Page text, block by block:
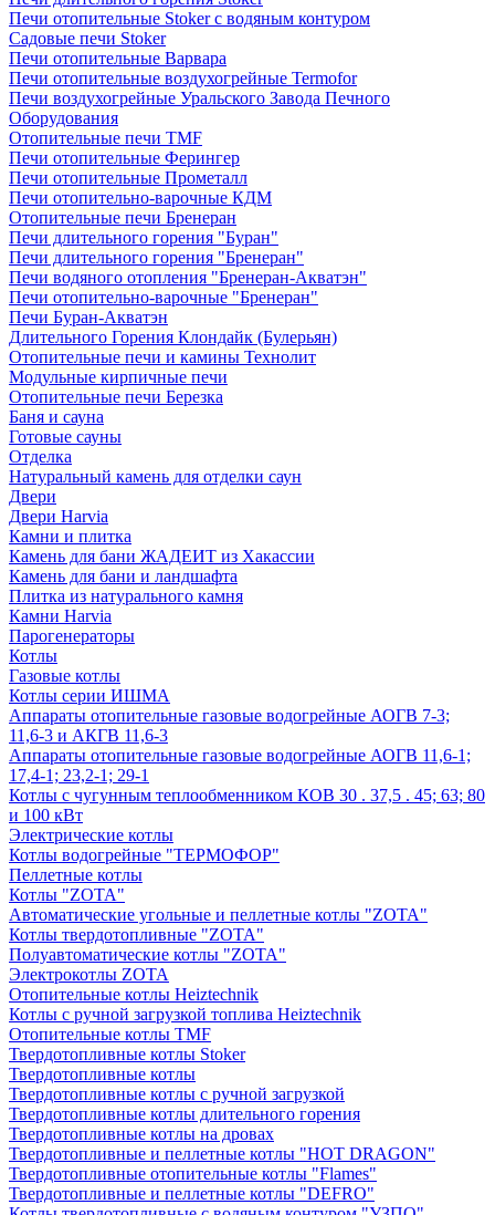
Печи отопительные Stoker с водяным контуром
Садовые печи Stoker
Печи отопительные Варвара
Печи отопительные воздухогрейные Termofor
Печи воздухогрейные Уральского Завода Печного
Оборудования
Отопительные печи TMF
Печи отопительные Ферингер
Печи отопительные Прометалл
Печи отопительно-варочные КДМ
Отопительные печи Бренеран
Печи длительного горения "Буран"
Печи длительного горения "Бренеран"
Печи водяного отопления "Бренеран-Акватэн"
Печи отопительно-варочные "Бренеран"
Печи Буран-Акватэн
Длительного Горения Клондайк (Булерьян)
Отопительные печи и камины Технолит
Модульные кирпичные печи
Отопительные печи Березка
Баня и сауна
Готовые сауны
Отделка
Натуральный камень для отделки саун
Двери
Двери Harvia
Камни и плитка
Камень для бани ЖАДЕИТ из Хакассии
Камень для бани и ландшафта
Плитка из натурального камня
Камни Harvia
Парогенераторы
Котлы
Газовые котлы
Котлы серии ИШМА
Аппараты отопительные газовые водогрейные АОГВ 7-3;
11,6-3 и АКГВ 11,6-3
Аппараты отопительные газовые водогрейные АОГВ 11,6-1;
17,4-1; 23,2-1; 29-1
Котлы с чугунным теплообменником КОВ 30 . 37,5 . 45; 63; 80
и 100 кВт
Электрические котлы
Котлы водогрейные "ТЕРМОФОР"
Пеллетные котлы
Котлы "ZOTA"
Автоматические угольные и пеллетные котлы "ZOTA"
Котлы твердотопливные "ZOTA"
Полуавтоматические котлы "ZOTA"
Электрокотлы ZOTA
Отопительные котлы Heiztechnik
Котлы с ручной загрузкой топлива Heiztechnik
Отопительные котлы TMF
Твердотопливные котлы Stoker
Твердотопливные котлы
Твердотопливные котлы с ручной загрузкой
Твердотопливные котлы длительного горения
Твердотопливные котлы на дровах
Твердотопливные и пеллетные котлы "HOT DRAGON"
Твердотопливные отопительные котлы "Flames"
Твердотопливные и пеллетные котлы "DEFRO"